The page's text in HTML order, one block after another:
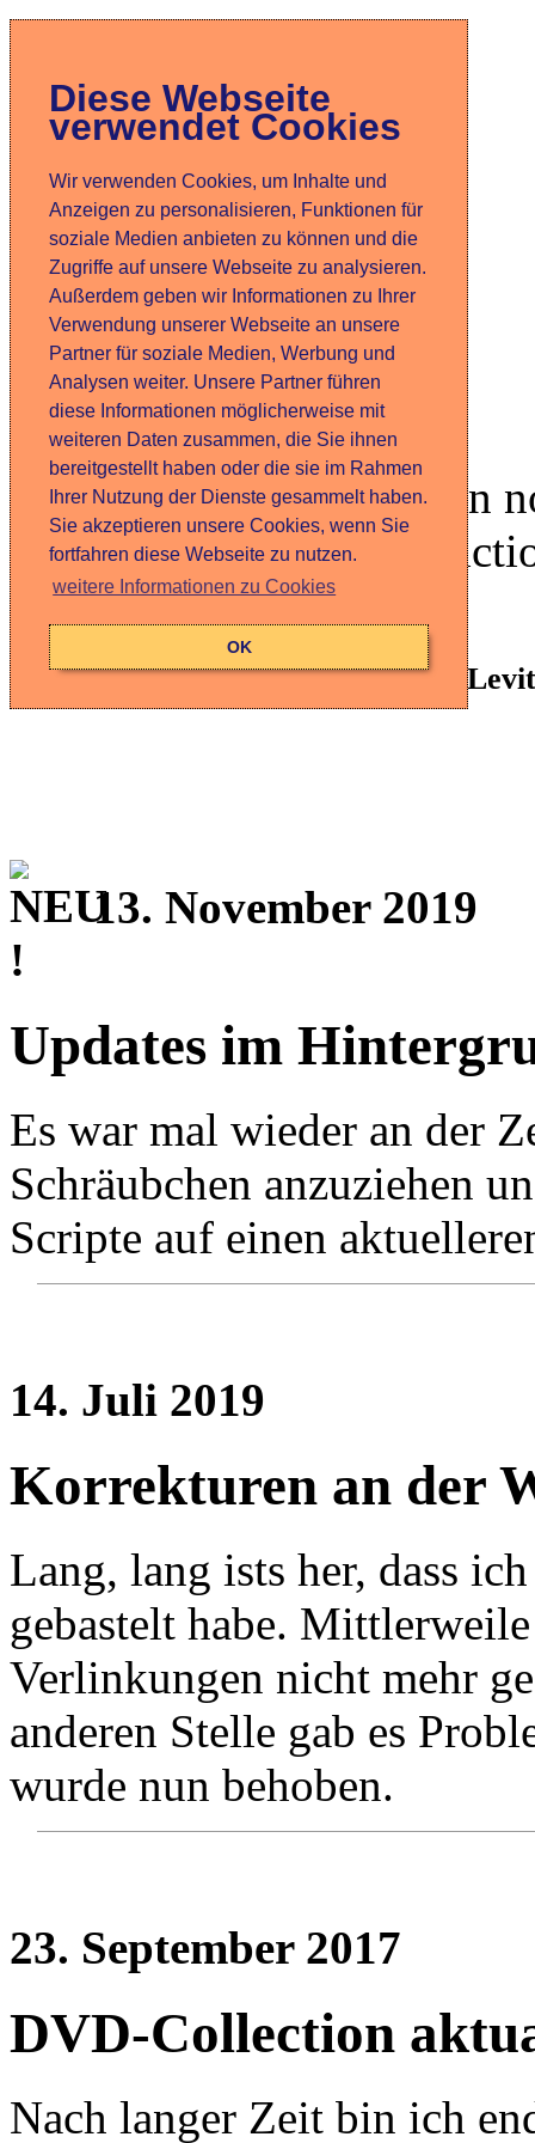
Diese Webseite
verwendet Cookies
Wir verwenden Cookies, um Inhalte und
Anzeigen zu personalisieren, Funktionen für
soziale Medien anbieten zu können und die
Zugriffe auf unsere Webseite zu analysieren.
Außerdem geben wir Informationen zu Ihrer
Verwendung unserer Webseite an unsere
Partner für soziale Medien, Werbung und
Analysen weiter. Unsere Partner führen
diese Informationen möglicherweise mit
weiteren Daten zusammen, die Sie ihnen
bereitgestellt haben oder die sie im Rahmen
Ihrer Nutzung der Dienste gesammelt haben.
Sie akzeptieren unsere Cookies, wenn Sie
fortfahren diese Webseite zu nutzen.
weitere Informationen zu Cookies
OK
DMNet
Home
Über mich
Projekte
Hobbies
DVD-Collection
Links
Updates
SpeziFisch
Disclaimer
Kontakt
Manches, das am Morgen
Mittag bereits Science-
Wirklichkeit.
Jerry Lewis (*1926), eigtl. Joseph
13. November 2019
Updates im
Es war mal wieder an der
Schräubchen anzuziehen
Scripte auf einen
14. Juli 2019
Korrekturen an der
Lang, lang ists her, dass
gebastelt habe.
Verlinkungen nicht mehr
anderen Stelle gab es
wurde nun behoben.
23. September 2017
DVD-Collection
Nach langer Zeit bin ich